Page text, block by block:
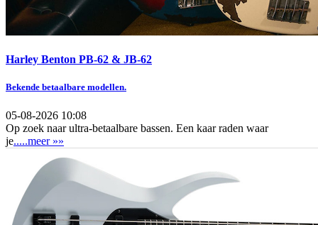
Harley Benton PB-62 & JB-62
Bekende betaalbare modellen.
05-08-2026 10:08
Op zoek naar ultra-betaalbare bassen. Een kaar raden waar
je.....meer »»